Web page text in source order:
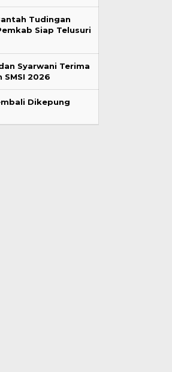
Tudingan
Siap Telusuri
Syarwani Terima
SMSI 2026
Dikepung